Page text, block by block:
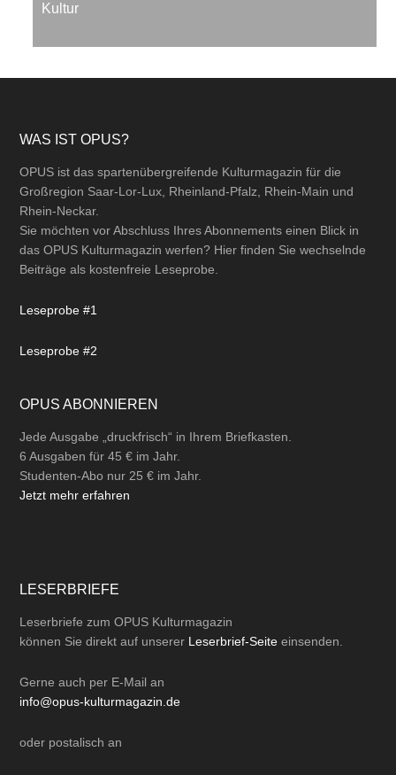
Kultur
Footer
WAS IST OPUS?
OPUS ist das spartenübergreifende Kulturmagazin für die
Großregion Saar-Lor-Lux, Rheinland-Pfalz, Rhein-Main und
Rhein-Neckar.
Sie möchten vor Abschluss Ihres Abonnements einen Blick in
das OPUS Kulturmagazin werfen? Hier finden Sie wechselnde
Beiträge als kostenfreie Leseprobe.
Leseprobe #1
Leseprobe #2
OPUS ABONNIEREN
Jede Ausgabe „druckfrisch“ in Ihrem Briefkasten.
6 Ausgaben für 45 € im Jahr.
Studenten-Abo nur 25 € im Jahr.
Jetzt mehr erfahren
LESERBRIEFE
Leserbriefe zum OPUS Kulturmagazin
können Sie direkt auf unserer Leserbrief-Seite einsenden.
Gerne auch per E-Mail an
info@opus-kulturmagazin.de
oder postalisch an